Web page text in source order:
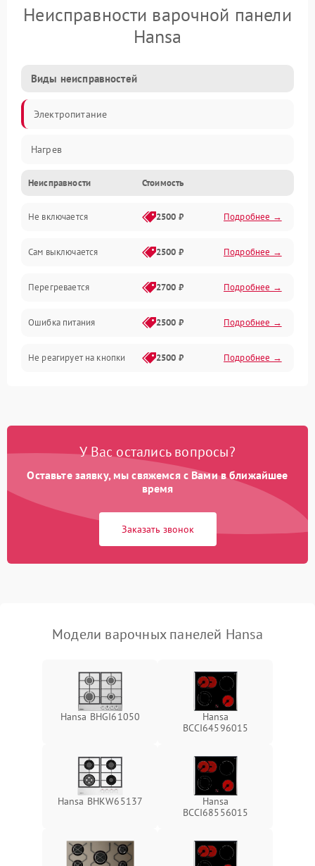
Неисправности варочной панели
Hansa
Виды неисправностей
Электропитание
Нагрев
Неисправности Стоимость
Не включается 2500 ₽ Подробнее →
Сам выключается 2500 ₽ Подробнее →
Перегревается 2700 ₽ Подробнее →
Ошибка питания 2500 ₽ Подробнее →
Не реагирует на кнопки 2500 ₽ Подробнее →
У Вас остались вопросы?
Оставьте заявку, мы свяжемся с Вами в ближайшее
время
Заказать звонок
Модели варочных панелей Hansa
Hansa BHGI61050
Hansa
BCCI64596015
Hansa BHKW65137
Hansa
BCCI68556015